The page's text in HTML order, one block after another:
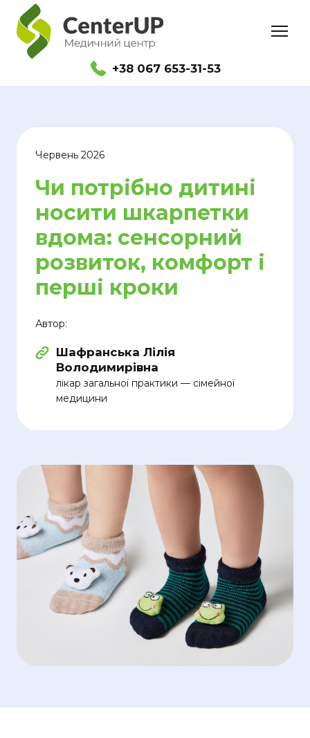
+38 067 653-31-53
Червень 2026
Чи потрібно дитині
носити шкарпетки
вдома: сенсорний
розвиток, комфорт і
перші кроки
Автор:
Шафранська Лілія
Володимирівна
лікар загальної практики — сімейної
медицини